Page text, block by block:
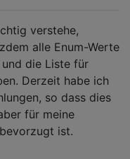
verstehe,
alle Enum-Werte
die Liste für
Derzeit habe ich
so dass dies
für meine
ist.